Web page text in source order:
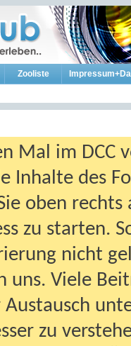
Zooliste
Mal im DCC
Inhalte des
oben
zu starten.
nicht
uns. Viele
zu